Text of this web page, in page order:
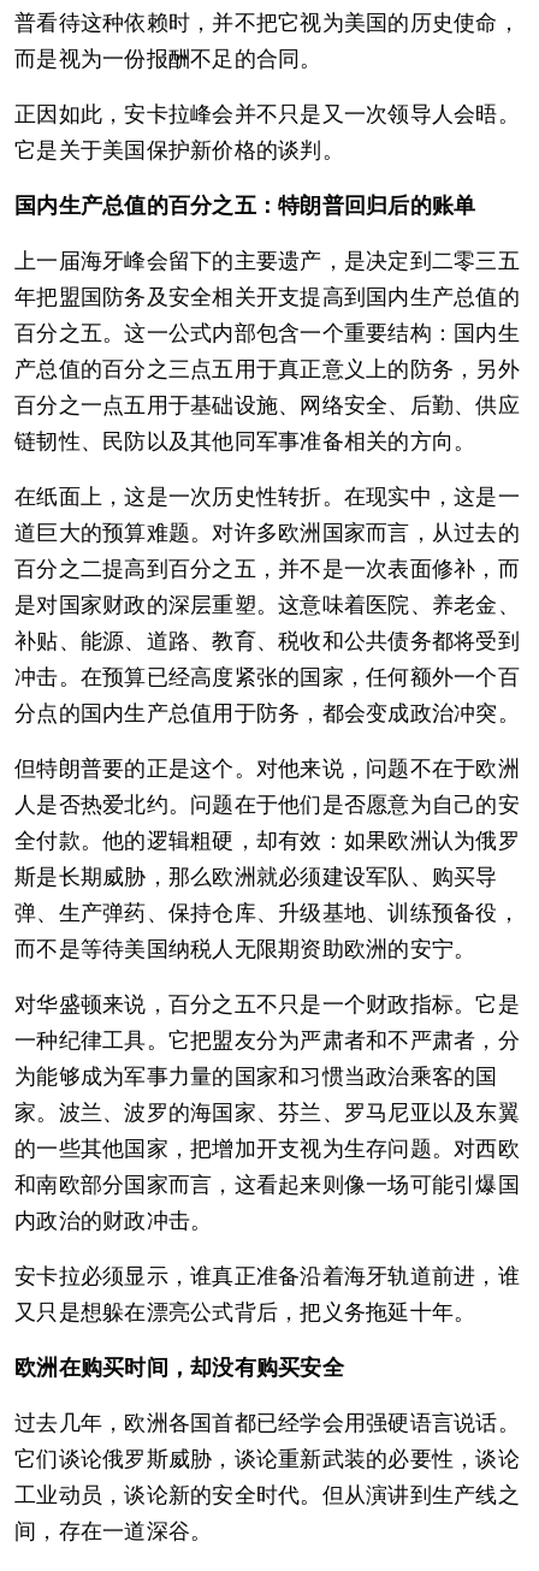
普看待这种依赖时，并不把它视为美国的历史使命，
而是视为一份报酬不足的合同。
正因如此，安卡拉峰会并不只是又一次领导人会晤。
它是关于美国保护新价格的谈判。
国内生产总值的百分之五：特朗普回归后的账单
上一届海牙峰会留下的主要遗产，是决定到二零三五
年把盟国防务及安全相关开支提高到国内生产总值的
百分之五。这一公式内部包含一个重要结构：国内生
产总值的百分之三点五用于真正意义上的防务，另外
百分之一点五用于基础设施、网络安全、后勤、供应
链韧性、民防以及其他同军事准备相关的方向。
在纸面上，这是一次历史性转折。在现实中，这是一
道巨大的预算难题。对许多欧洲国家而言，从过去的
百分之二提高到百分之五，并不是一次表面修补，而
是对国家财政的深层重塑。这意味着医院、养老金、
补贴、能源、道路、教育、税收和公共债务都将受到
冲击。在预算已经高度紧张的国家，任何额外一个百
分点的国内生产总值用于防务，都会变成政治冲突。
但特朗普要的正是这个。对他来说，问题不在于欧洲
人是否热爱北约。问题在于他们是否愿意为自己的安
全付款。他的逻辑粗硬，却有效：如果欧洲认为俄罗
斯是长期威胁，那么欧洲就必须建设军队、购买导
弹、生产弹药、保持仓库、升级基地、训练预备役，
而不是等待美国纳税人无限期资助欧洲的安宁。
对华盛顿来说，百分之五不只是一个财政指标。它是
一种纪律工具。它把盟友分为严肃者和不严肃者，分
为能够成为军事力量的国家和习惯当政治乘客的国
家。波兰、波罗的海国家、芬兰、罗马尼亚以及东翼
的一些其他国家，把增加开支视为生存问题。对西欧
和南欧部分国家而言，这看起来则像一场可能引爆国
内政治的财政冲击。
安卡拉必须显示，谁真正准备沿着海牙轨道前进，谁
又只是想躲在漂亮公式背后，把义务拖延十年。
欧洲在购买时间，却没有购买安全
过去几年，欧洲各国首都已经学会用强硬语言说话。
它们谈论俄罗斯威胁，谈论重新武装的必要性，谈论
工业动员，谈论新的安全时代。但从演讲到生产线之
间，存在一道深谷。